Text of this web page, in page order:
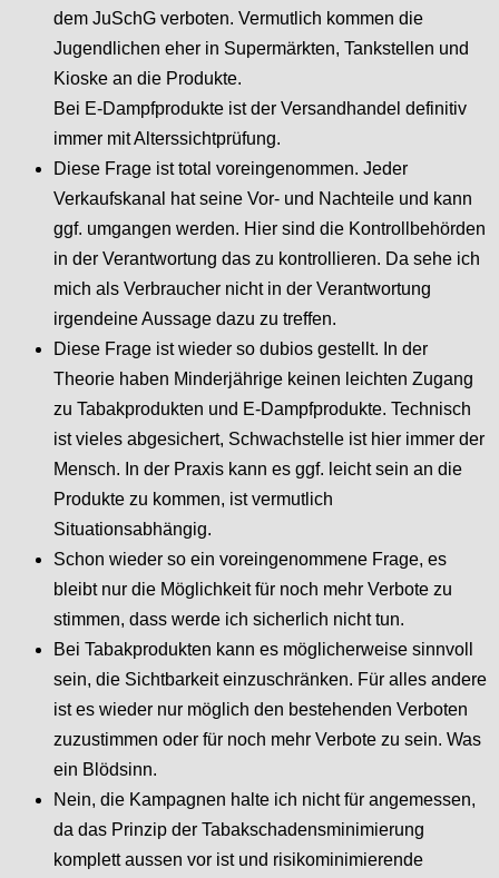
dem JuSchG verboten. Vermutlich kommen die
Jugendlichen eher in Supermärkten, Tankstellen und
Kioske an die Produkte.
Bei E-Dampfprodukte ist der Versandhandel definitiv
immer mit Alterssichtprüfung.
Diese Frage ist total voreingenommen. Jeder
Verkaufskanal hat seine Vor- und Nachteile und kann
ggf. umgangen werden. Hier sind die Kontrollbehörden
in der Verantwortung das zu kontrollieren. Da sehe ich
mich als Verbraucher nicht in der Verantwortung
irgendeine Aussage dazu zu treffen.
Diese Frage ist wieder so dubios gestellt. In der
Theorie haben Minderjährige keinen leichten Zugang
zu Tabakprodukten und E-Dampfprodukte. Technisch
ist vieles abgesichert, Schwachstelle ist hier immer der
Mensch. In der Praxis kann es ggf. leicht sein an die
Produkte zu kommen, ist vermutlich
Situationsabhängig.
Schon wieder so ein voreingenommene Frage, es
bleibt nur die Möglichkeit für noch mehr Verbote zu
stimmen, dass werde ich sicherlich nicht tun.
Bei Tabakprodukten kann es möglicherweise sinnvoll
sein, die Sichtbarkeit einzuschränken. Für alles andere
ist es wieder nur möglich den bestehenden Verboten
zuzustimmen oder für noch mehr Verbote zu sein. Was
ein Blödsinn.
Nein, die Kampagnen halte ich nicht für angemessen,
da das Prinzip der Tabakschadensminimierung
komplett aussen vor ist und risikominimierende